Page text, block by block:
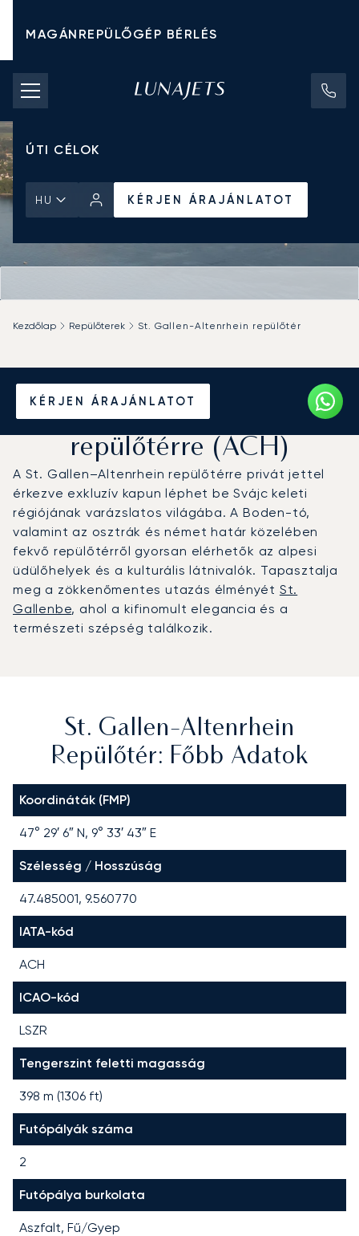
MAGÁNREPÜLŐGÉP BÉRLÉS
CHARTER ÁRAK
MAGÁNREPÜLŐGÉPEK
ÚTI CÉLOK
HU KÉRJEN ÁRAJÁNLATOT
KÉRJEN ÁRAJÁNLATOT
Kezdőlap Repülőterek St. Gallen-Altenrhein repülőtér
Magánrepülőgép bérlése a
St. Gallen-Altenrhein
repülőtérre (ACH)
A St. Gallen–Altenrhein repülőtérre privát jettel
érkezve exkluzív kapun léphet be Svájc keleti
régiójának varázslatos világába. A Boden-tó,
valamint az osztrák és német határ közelében
fekvő repülőtérről gyorsan elérhetők az alpesi
üdülőhelyek és a kulturális látnivalók. Tapasztalja
meg a zökkenőmentes utazás élményét St.
Gallenbe, ahol a kifinomult elegancia és a
természeti szépség találkozik.
St. Gallen-Altenrhein
Repülőtér: Főbb Adatok
Koordináták (FMP)
47° 29′ 6″ N, 9° 33′ 43″ E
Szélesség / Hosszúság
47.485001, 9.560770
IATA-kód
ACH
ICAO-kód
LSZR
Tengerszint feletti magasság
398 m (1306 ft)
Futópályák száma
2
Futópálya burkolata
Aszfalt, Fű/Gyep